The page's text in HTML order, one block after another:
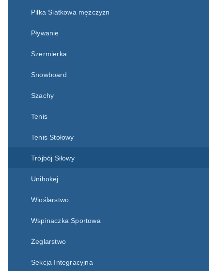
Piłka Siatkowa mężczyzn
Pływanie
Szermierka
Snowboard
Szachy
Tenis
Tenis Stołowy
Trójbój Siłowy
Unihokej
Wioślarstwo
Wspinaczka Sportowa
Żeglarstwo
Sekcja Integracyjna